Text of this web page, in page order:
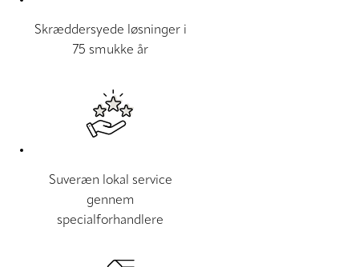
Skræddersyede løsninger i
75 smukke år
Suveræn lokal service
gennem
specialforhandlere